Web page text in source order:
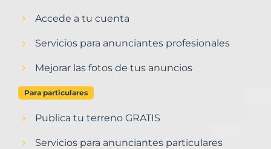
Accede a tu cuenta
Servicios para anunciantes profesionales
Mejorar las fotos de tus anuncios
Para particulares
Publica tu terreno GRATIS
Servicios para anunciantes particulares